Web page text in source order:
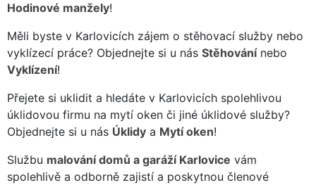
Hodinové manžely!
Měli byste v Karlovicích zájem o stěhovací služby nebo
vyklízecí práce? Objednejte si u nás Stěhovánínebo
Vyklízení!
Přejete si uklidit a hledáte v Karlovicích spolehlivou
úklidovou firmu na mytí oken či jiné úklidové služby?
Objednejte si u nás Úklidy a Mytí oken!
Službu malování domů a garáží Karlovice vám
spolehlivě a odborně zajistí a poskytnou členové